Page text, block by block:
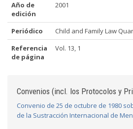
Año de
edición
2001
Periódico
Child and Family Law
Referencia
de página
Vol. 13, 1
Convenios (incl. los Protocolos y
Convenio de 25 de octubre de 1980
de la Sustracción Internacional de